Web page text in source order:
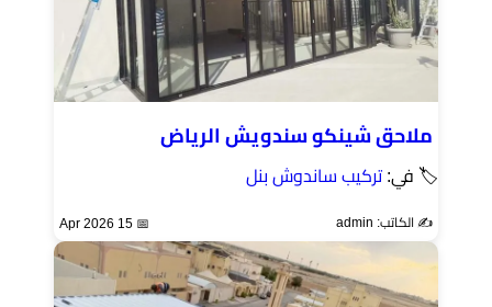
ملاحق شينكو سندويش الرياض
🏷 في:تركيب ساندوش بنل
✍️ الكاتب: admin 📅 15 Apr 2026